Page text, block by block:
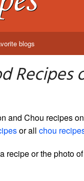
blogs
Recipes
and Chou recipes on
or all chou
recipe or the photo